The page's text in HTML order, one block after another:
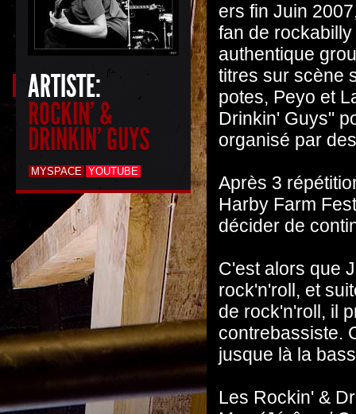
ARTISTE:
ROCKIN' &
DRINKIN' GUYS
MYSPACE YOUTUBE
ers fin Juin
fan de
authentique
titres sur scène
potes, Peyo et
Drinkin' Guys"
organisé par
Après 3
Harby Farm
décider de
C'est alors que
rock'n'roll, et
de rock'n'roll, il
contrebassiste.
jusque là la
Les Rockin' &